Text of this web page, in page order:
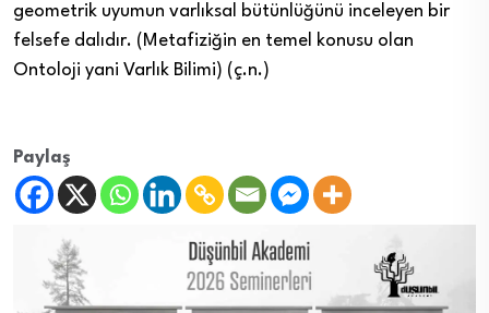
geometrik uyumun varlıksal bütünlüğünü inceleyen bir
felsefe dalıdır. (Metafiziğin en temel konusu olan
Ontoloji yani Varlık Bilimi) (ç.n.)
Paylaş